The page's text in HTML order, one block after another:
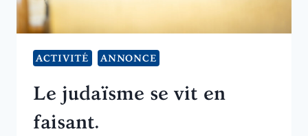
ACTIVITÉ ANNONCE
Le judaïsme se vit en
faisant.